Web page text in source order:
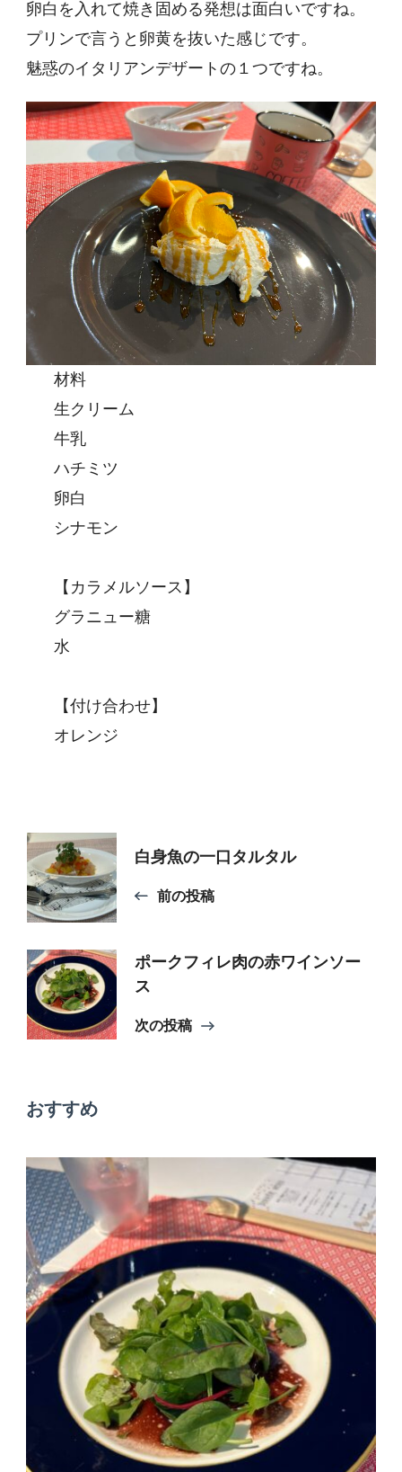
卵白を入れて焼き固める発想は面白いですね。
プリンで言うと卵黄を抜いた感じです。
魅惑のイタリアンデザートの１つですね。
材料
生クリーム
牛乳
ハチミツ
卵白
シナモン
【カラメルソース】
グラニュー糖
水
【付け合わせ】
オレンジ
投
稿
ナ
ビ
ー
シ
ョ
ン
白身魚の一口タルタル
前の投稿
ポークフィレ肉の赤ワインソー
ス
次の投稿
おすすめ